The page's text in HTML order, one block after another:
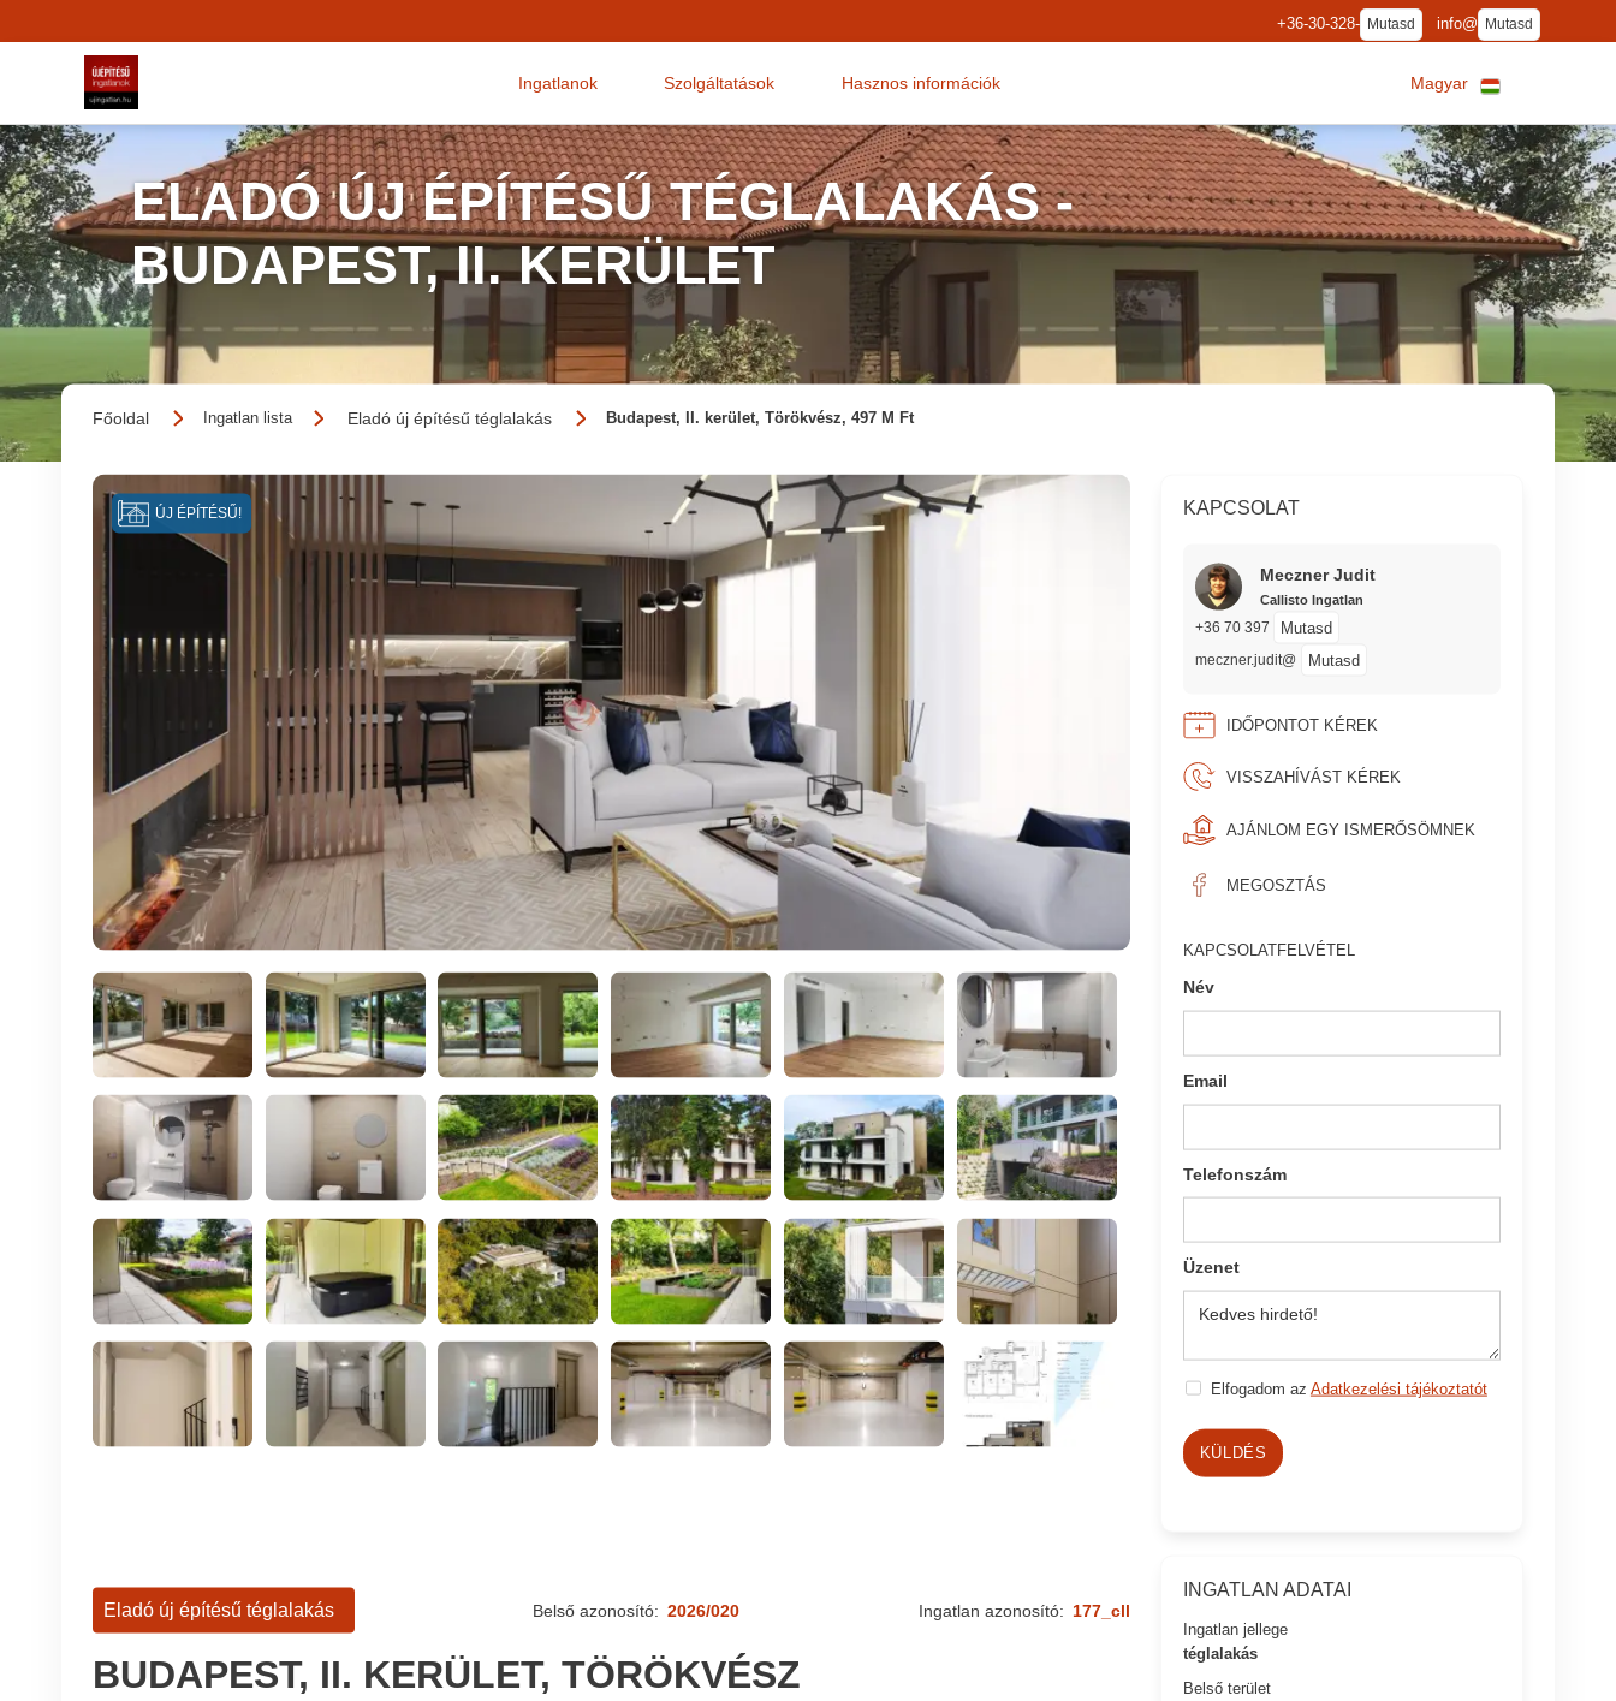
+36-30-328- Mutasd info@ Mutasd
Ingatlanok Szolgáltatások Hasznos információk Magyar
ELADÓ ÚJ ÉPÍTÉSŰ TÉGLALAKÁS -
BUDAPEST, II. KERÜLET
Főoldal Ingatlan lista Eladó új építésű téglalakás Budapest, II. kerület, Törökvész, 497 M Ft
ÚJ ÉPÍTÉSŰ! KAPCSOLAT
Meczner Judit
Callisto Ingatlan
+36 70 397 Mutasd
meczner.judit@ Mutasd
IDŐPONTOT KÉREK
VISSZAHÍVÁST KÉREK
AJÁNLOM EGY ISMERŐSÖMNEK
MEGOSZTÁS
KAPCSOLATFELVÉTEL
Név
Email
Telefonszám
Üzenet
Elfogadom az Adatkezelési tájékoztatót
KÜLDÉS
INGATLAN ADATAI
Ingatlan jellege
téglalakás
Belső terület
Eladó új építésű téglalakás Belső azonosító: 2026/020 Ingatlan azonosító: 177_cll
BUDAPEST, II. KERÜLET, TÖRÖKVÉSZ